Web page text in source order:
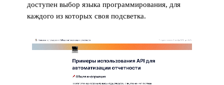
доступен выбор языка программирования, для
каждого из которых своя подсветка.